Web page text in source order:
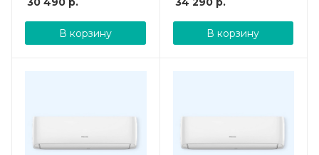
В корзину В корзину